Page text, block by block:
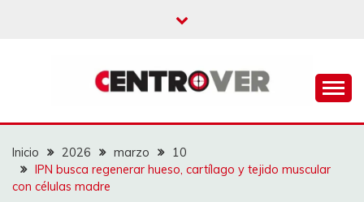
CENTROVER
NOTICIAS
Inicio 2026 marzo
10
IPN busca regenerar hueso, cartílago y tejido muscular
con células madre